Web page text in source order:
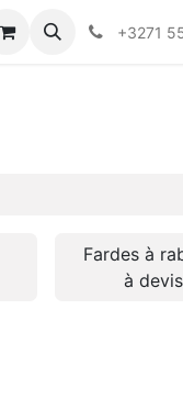
+3271
Fardes à
à devis